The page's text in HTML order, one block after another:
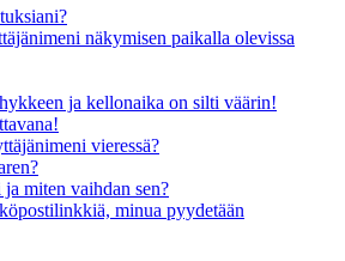
näkymisen paikalla olevissa
ja kellonaika on silti väärin!
vieressä?
miten vaihdan sen?
minua pyydetään